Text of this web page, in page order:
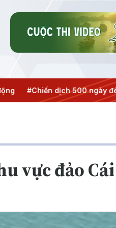
dịch 500 ngày đêm
vực đảo